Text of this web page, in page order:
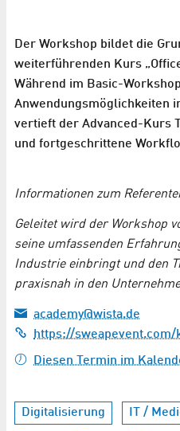
Der Workshop bildet die
weiterführenden Kurs
Während im Basic-
Anwendungsmöglichkeiten
vertieft der Advanced-Kurs
und fortgeschrittene
Informationen zum
Geleitet wird der Workshop
seine umfassenden
Industrie einbringt und den
praxisnah in den
academy@wista.de
https://
Diesen Termin im
Digitalisierung IT /